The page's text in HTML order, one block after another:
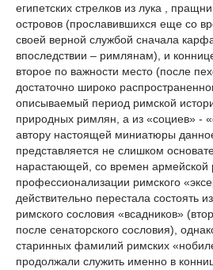
египетских стрелков из лука ,
островов (прославившихся еще со
своей верной службой сначала
впоследствии – римлянам), и
второе по важности место (после
достаточно широко
описываемый период римской
природных римлян, а из «социев» -
автору настоящей миниатюры
представляется не слишком
нарастающей, со времен
профессионализации римского
действительно перестала состоять
римского сословия «всадников»
после сенаторского сословия),
старинных фамилий римских
продолжали служить именно в